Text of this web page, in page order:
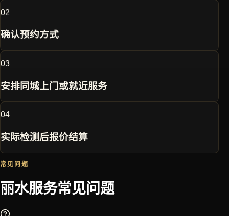
02
确认预约方式
03
安排同城上门或就近服务
04
实际检测后报价结算
常见问题
丽水服务常见问题